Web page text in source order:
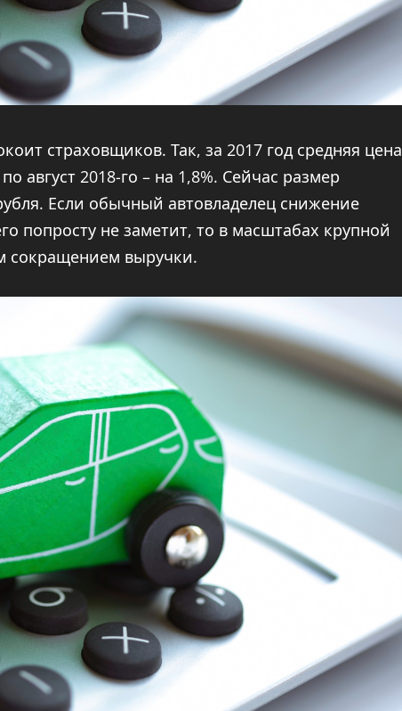
страховщиков. Так, за 2017 год средняя цена
август 2018-го – на 1,8%. Сейчас размер
Если обычный автовладелец снижение
попросту не заметит, то в масштабах крупной
сокращением выручки.